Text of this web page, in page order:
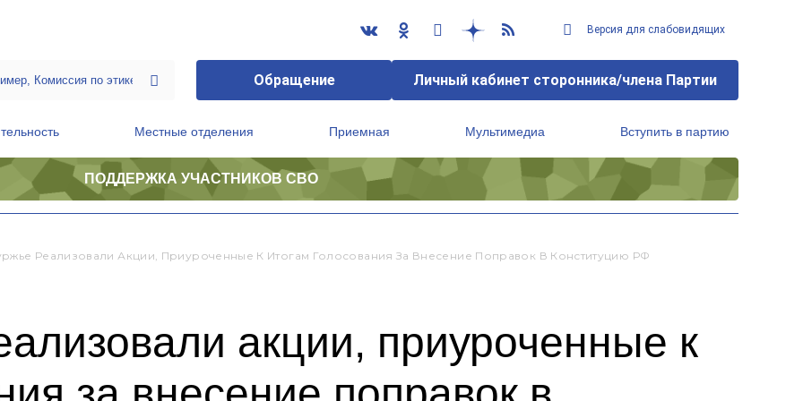
Версия для слабовидящих
Обращение Личный кабинет сторонника/члена Партии
Местные отделения Приемная Мультимедиа Вступить в партию
ПОДДЕРЖКА УЧАСТНИКОВ СВО
Реализовали Акции, Приуроченные К Итогам Голосования За Внесение Поправок В Конституцию РФ
акции, приуроченные к